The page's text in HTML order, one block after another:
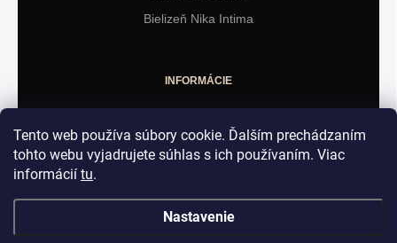
Tento web používa súbory cookie. Ďalším prechádzaním
tohto webu vyjadrujete súhlas s ich používaním. Viac
informácií tu.
Nastavenie
Bielizeň Nika Intima
INFORMÁCIE
Vrátenie tovaru
KONTAKT